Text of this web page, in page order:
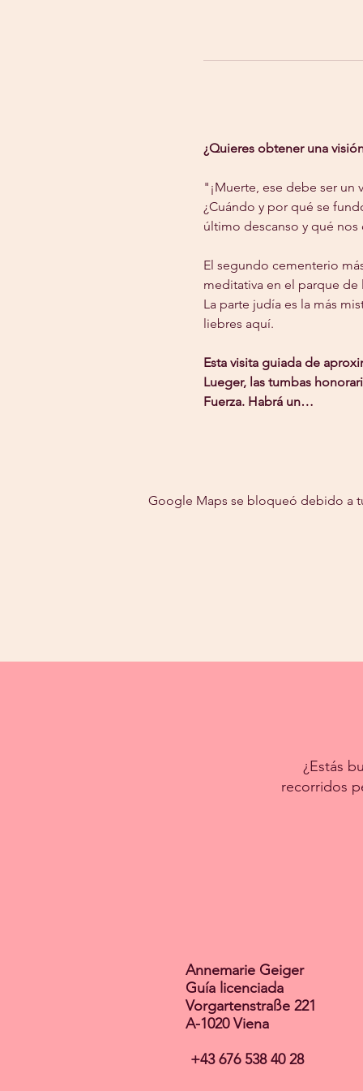
¿Quieres obtener una
"¡Muerte, ese debe ser un
¿Cuándo y por qué se
último descanso y qué nos
El segundo cementerio
meditativa en el parque de
La parte judía es la más
liebres aquí.
Esta visita guiada de
Lueger, las tumbas
Fuerza. Habrá un…
Google Maps se bloqueó debido a
¿Estás
recorridos
Annemarie Geiger
Guía licenciada
Vorgartenstraße 221
A-1020 Viena
+43 676 538 40 28